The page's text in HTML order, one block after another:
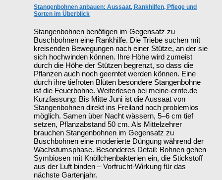
Stangenbohnen anbauen: Aussaat, Rankhilfen, Pflege und
Sorten im Überblick
Stangenbohnen benötigen im Gegensatz zu
Buschbohnen eine Rankhilfe. Die Triebe suchen mit
kreisenden Bewegungen nach einer Stütze, an der sie
sich hochwinden können. Ihre Höhe wird zumeist
durch die Höhe der Stützen begrenzt, so dass die
Pflanzen auch noch geerntet werden können. Eine
durch ihre tiefroten Blüten besondere Stangenbohne
ist die Feuerbohne. Weiterlesen bei meine-ernte.de
Kurzfassung: Bis Mitte Juni ist die Aussaat von
Stangenbohnen direkt ins Freiland noch problemlos
möglich. Samen über Nacht wässern, 5–6 cm tief
setzen, Pflanzabstand 50 cm. Als Mittelzehrer
brauchen Stangenbohnen im Gegensatz zu
Buschbohnen eine moderierte Düngung während der
Wachstumsphase. Besonderes Detail: Bohnen gehen
Symbiosen mit Knöllchenbakterien ein, die Stickstoff
aus der Luft binden – Vorfrucht-Wirkung für das
nächste Gartenjahr.